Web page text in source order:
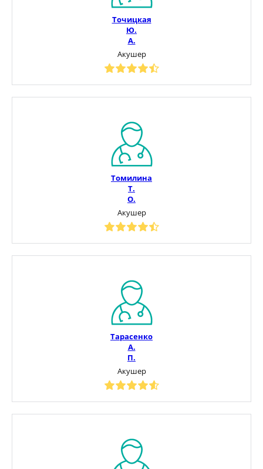
Точицкая
Ю.
А.
Акушер
Томилина
Т.
О.
Акушер
Тарасенко
А.
П.
Акушер